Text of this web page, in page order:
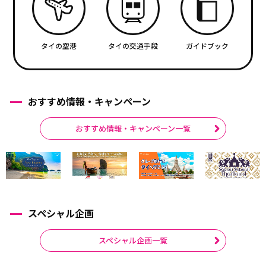
タイの空港 タイの交通手段 ガイドブック
おすすめ情報・キャンペーン
おすすめ情報・キャンペーン一覧
スペシャル企画
スペシャル企画一覧